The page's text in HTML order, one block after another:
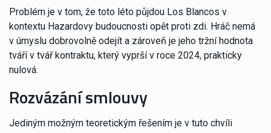
Problém je v tom, že toto léto půjdou Los Blancos v
kontextu Hazardovy budoucnosti opět proti zdi. Hráč nemá
v úmyslu dobrovolně odejít a zároveň je jeho tržní hodnota
tváří v tvář kontraktu, který vyprší v roce 2024, prakticky
nulová.
Rozvázání smlouvy
Jediným možným teoretickým řešením je v tuto chvíli